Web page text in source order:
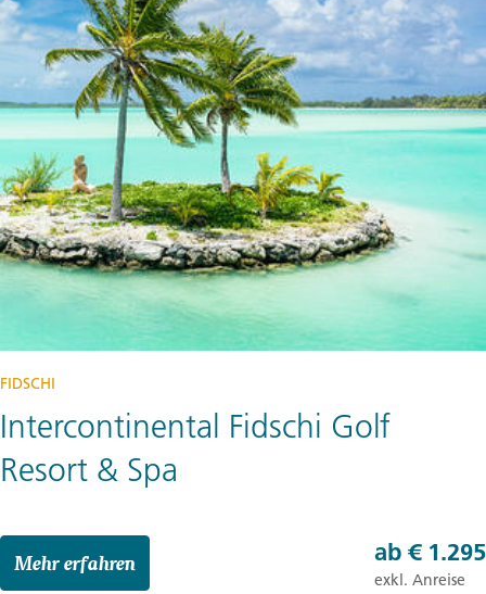
FIDSCHI
Intercontinental Fidschi Golf
Resort & Spa
Mehr erfahren ab € 1.295
exkl. Anreise